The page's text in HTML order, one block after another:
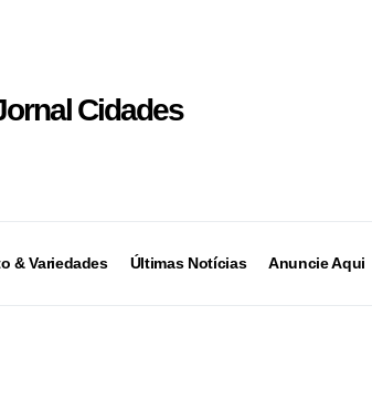
& Variedades Últimas Notícias Anuncie Aqui